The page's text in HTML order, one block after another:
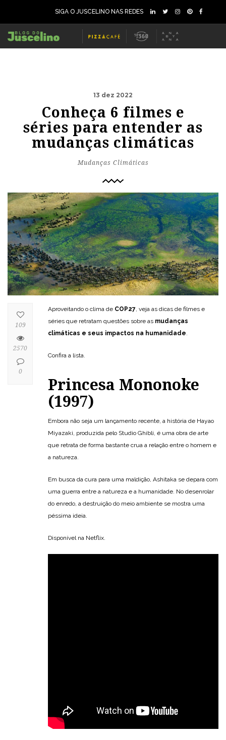
SIGA O JUSCELINO NAS REDES
13 dez 2022
Conheça 6 filmes e
séries para entender as
mudanças climáticas
Mudanças Climáticas
Aproveitando o clima de COP27 , veja as dicas de filmes e
séries que retratam questões sobre as mudanças
climáticas e seus impactos na humanidade
Confira a lista.
Princesa Mononoke
(1997)
Embora não seja um lançamento recente, a história de Hayao
Miyazaki, produzida pelo Studio Ghibli, é uma obra de arte
que retrata de forma bastante crua a relação entre o homem e
a natureza.
Em busca da cura para uma maldição, Ashitaka se depara com
uma guerra entre a natureza e a humanidade. No desenrolar
do enredo, a destruição do meio ambiente se mostra uma
péssima ideia.
Disponível na Netflix.
109
2570
0